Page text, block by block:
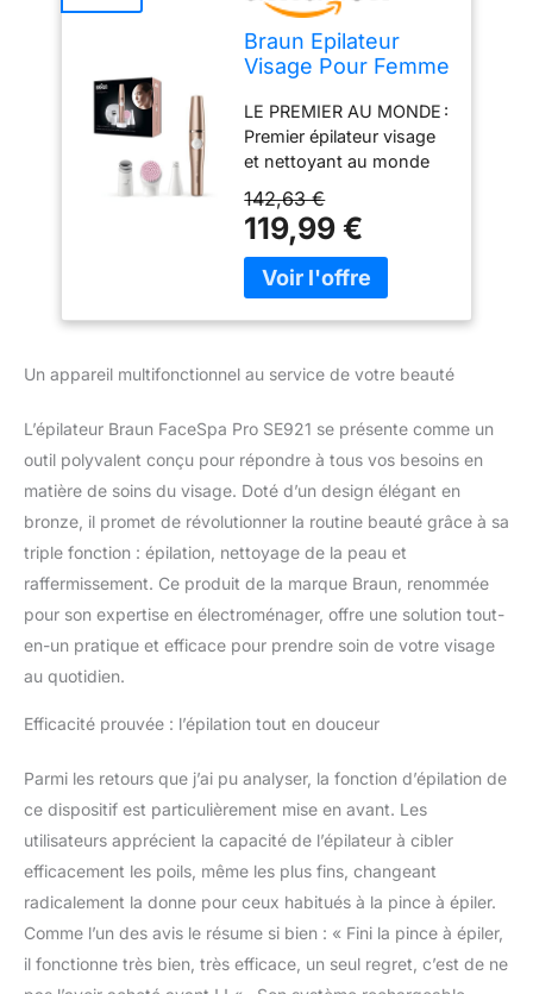
Braun Epilateur
Visage Pour Femme
Bronze
LE PREMIER AU MONDE :
Premier épilateur visage
et nettoyant au monde
combinaison des
différents accessoires
vous aide à obtenir une
peau radieuse et
améliorer la circulation
une peau lisse, tonifiez
pour un meilleur teint
UTILISATION PRATIQUE :
Portable et rechargeable,
n’importe où PRIMÉ
PLUSIEURS FOIS :
Produit primé plusieurs
fois et recommandé par
Skin Health Alliance
142,63 €
119,99 €
Un appareil multifonctionnel au service de votre beauté
L’épilateur Braun FaceSpa Pro SE921 se présente comme un
outil polyvalent conçu pour répondre à tous vos besoins en
matière de soins du visage. Doté d’un design élégant en
bronze, il promet de révolutionner la routine beauté grâce à sa
triple fonction : épilation, nettoyage de la peau et
raffermissement. Ce produit de la marque Braun, renommée
pour son expertise en électroménager, offre une solution tout-
en-un pratique et efficace pour prendre soin de votre visage
au quotidien.
Efficacité prouvée : l’épilation tout en douceur
Parmi les retours que j’ai pu analyser, la fonction d’épilation de
ce dispositif est particulièrement mise en avant. Les
utilisateurs apprécient la capacité de l’épilateur à cibler
efficacement les poils, même les plus fins, changeant
radicalement la donne pour ceux habitués à la pince à épiler.
Comme l’un des avis le résume si bien : « Fini la pince à épiler,
il fonctionne très bien, très efficace, un seul regret, c’est de ne